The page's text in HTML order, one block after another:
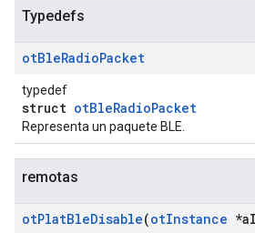
Typedefs
otBleRadioPacket
typedef
struct otBleRadioPacket
Representa un paquete BLE.
remotas
otPlatBleDisable(otInstance *a